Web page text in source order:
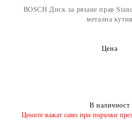
BOSCH Диск за рязане прав
метална кутия
Цена
В наличност
​Цените важат само при поръчки